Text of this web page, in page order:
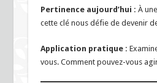
Pertinence aujourd’hui : À
cette clé nous défie de devenir
Application pratique :
vous. Comment pouvez-vous